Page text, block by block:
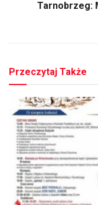
Tarnobrzeg:
Przeczytaj Także